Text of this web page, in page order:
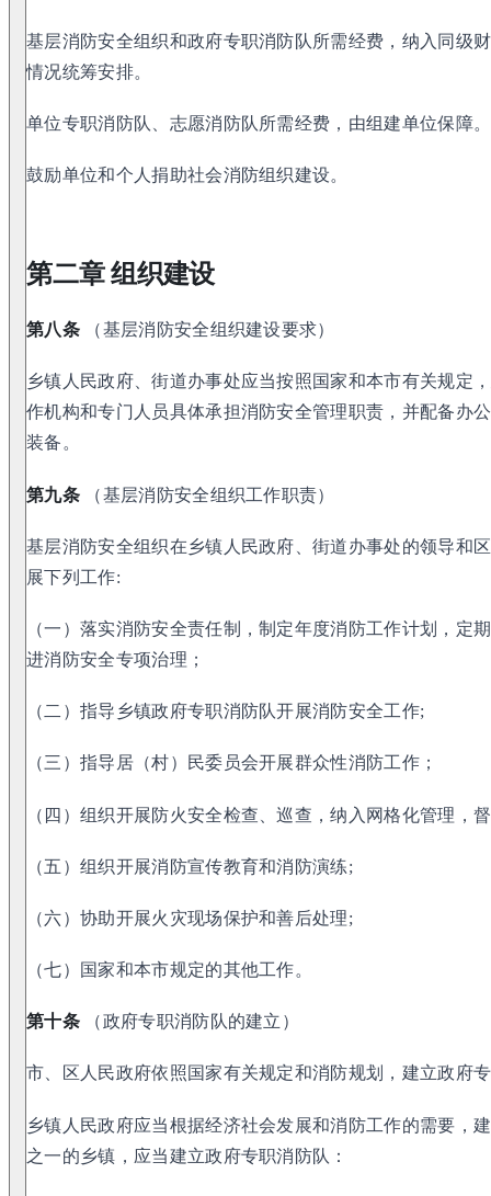
基层消防安全组织和政府专职消防队所需经费，纳入同级
情况统筹安排。
单位专职消防队、志愿消防队所需经费，由组建单位保障。
鼓励单位和个人捐助社会消防组织建设。
第二章 组织建设
第八条（基层消防安全组织建设要求）
乡镇人民政府、街道办事处应当按照国家和本市有关规定
作机构和专门人员具体承担消防安全管理职责，并配备办
装备。
第九条（基层消防安全组织工作职责）
基层消防安全组织在乡镇人民政府、街道办事处的领导和
展下列工作:
（一）落实消防安全责任制，制定年度消防工作计划，定
进消防安全专项治理；
（二）指导乡镇政府专职消防队开展消防安全工作;
（三）指导居（村）民委员会开展群众性消防工作；
（四）组织开展防火安全检查、巡查，纳入网格化管理，
（五）组织开展消防宣传教育和消防演练;
（六）协助开展火灾现场保护和善后处理;
（七）国家和本市规定的其他工作。
第十条（政府专职消防队的建立）
市、区人民政府依照国家有关规定和消防规划，建立政府
乡镇人民政府应当根据经济社会发展和消防工作的需要，
之一的乡镇，应当建立政府专职消防队：